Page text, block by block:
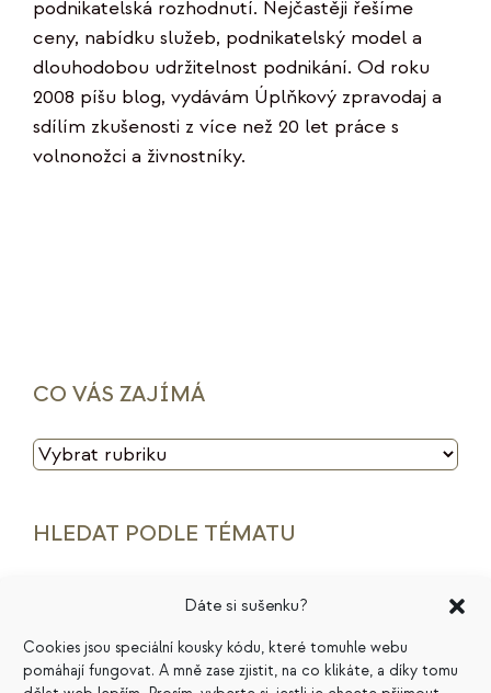
Dáte si sušenku?
Cookies jsou speciální kousky kódu, které tomuhle webu
pomáhají fungovat. A mně zase zjistit, na co klikáte, a díky tomu
podnikatelská rozhodnutí. Nejčastěji řešíme
ceny, nabídku služeb, podnikatelský model a
dlouhodobou udržitelnost podnikání. Od roku
2008 píšu blog, vydávám Úplňkový zpravodaj a
sdílím zkušenosti z více než 20 let práce s
volnonožci a živnostníky.
CO VÁS ZAJÍMÁ
CO
HLEDAT PODLE TÉMATU
cenotvorba
finance
HSP ideální zákazník
introjekty
intuice
konkurence legacy
magie